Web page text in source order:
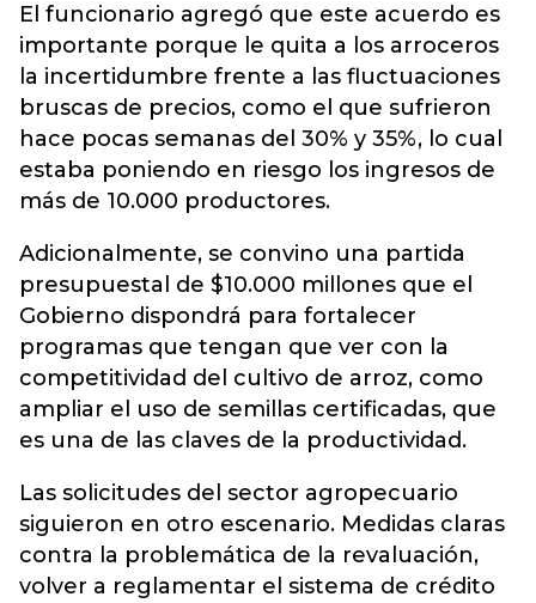
El funcionario agregó que este acuerdo es
importante porque le quita a los arroceros
la incertidumbre frente a las fluctuaciones
bruscas de precios, como el que sufrieron
hace pocas semanas del 30% y 35%, lo cual
estaba poniendo en riesgo los ingresos de
más de 10.000 productores.
Adicionalmente, se convino una partida
presupuestal de $10.000 millones que el
Gobierno dispondrá para fortalecer
programas que tengan que ver con la
competitividad del cultivo de arroz, como
ampliar el uso de semillas certificadas, que
es una de las claves de la productividad.
Las solicitudes del sector agropecuario
siguieron en otro escenario. Medidas claras
contra la problemática de la revaluación,
volver a reglamentar el sistema de crédito